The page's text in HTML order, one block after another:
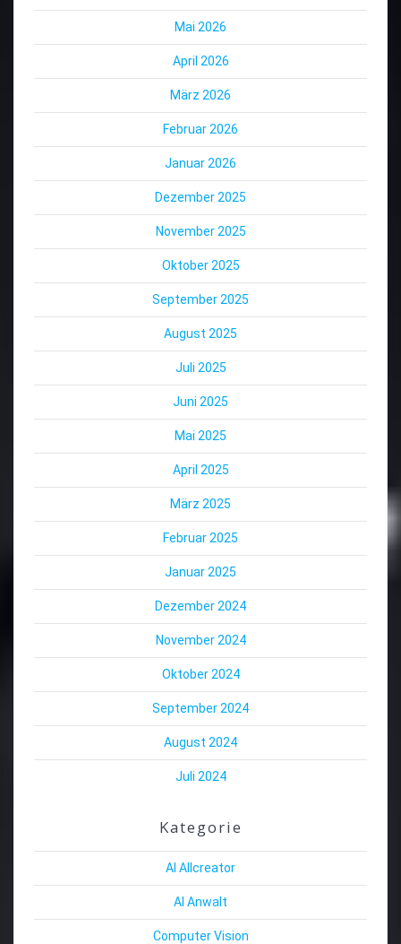
Mai 2026
April 2026
März 2026
Februar 2026
Januar 2026
Dezember 2025
November 2025
Oktober 2025
September 2025
August 2025
Juli 2025
Juni 2025
Mai 2025
April 2025
März 2025
Februar 2025
Januar 2025
Dezember 2024
November 2024
Oktober 2024
September 2024
August 2024
Juli 2024
Kategorie
AI Allcreator
AI Anwalt
Computer Vision